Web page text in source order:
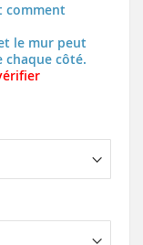
comment
le mur peut
chaque côté.